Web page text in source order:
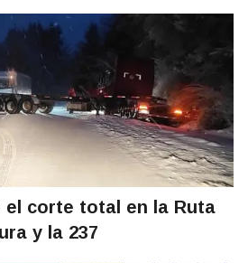
el corte total en la Ruta
y la 237